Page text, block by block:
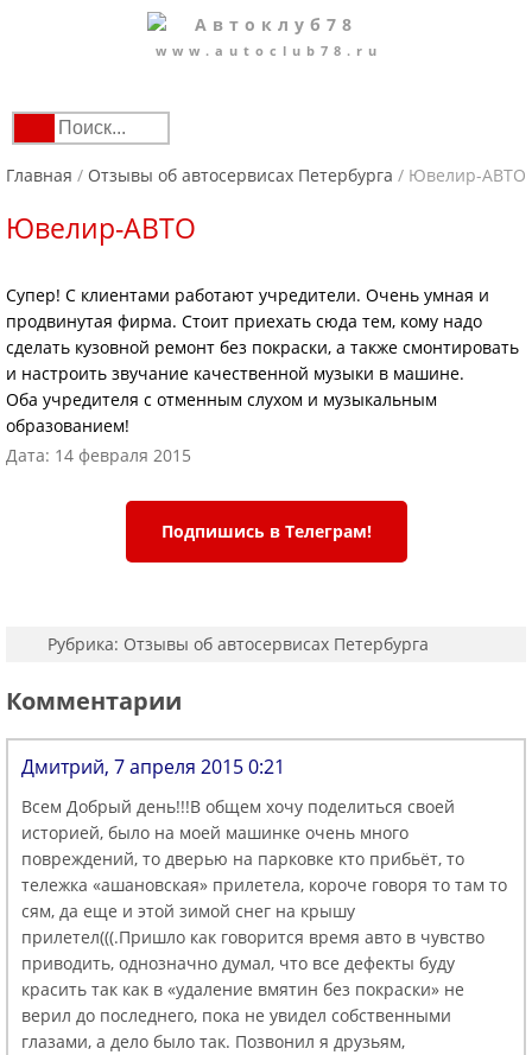
www.autoclub78.ru
Главная / Отзывы об автосервисах Петербурга / Ювелир-АВТО
Ювелир-АВТО
Супер! С клиентами работают учредители. Очень умная и
продвинутая фирма. Стоит приехать сюда тем, кому надо
сделать кузовной ремонт без покраски, а также смонтировать
и настроить звучание качественной музыки в машине.
Оба учредителя с отменным слухом и музыкальным
образованием!
Дата: 14 февраля 2015
Подпишись в Телеграм!
Рубрика: Отзывы об автосервисах Петербурга
Комментарии
Дмитрий, 7 апреля 2015 0:21
Всем Добрый день!!!В общем хочу поделиться своей
историей, было на моей машинке очень много
повреждений, то дверью на парковке кто прибьёт, то
тележка «ашановская» прилетела, короче говоря то там то
сям, да еще и этой зимой снег на крышу
прилетел(((.Пришло как говорится время авто в чувство
приводить, однозначно думал, что все дефекты буду
красить так как в «удаление вмятин без покраски» не
верил до последнего, пока не увидел собственными
глазами, а дело было так. Позвонил я друзьям,